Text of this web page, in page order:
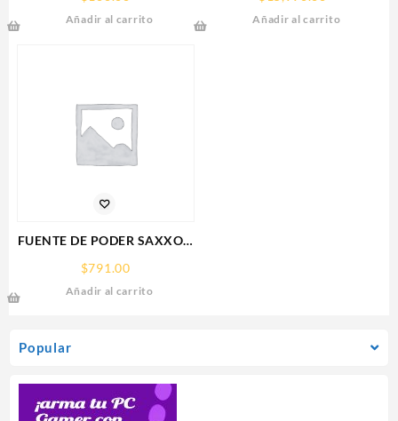
Popular
Añadir al carrito
R907XGAMINGOCICE-16GD)
RX 9070
Añadir al carrito
FUENTE DE PODER SAXXON
(PSU1210-D9)
REGULADA,12V,10
AMPERES,DISTRIBUIDOR
$791.00
Añadir al carrito